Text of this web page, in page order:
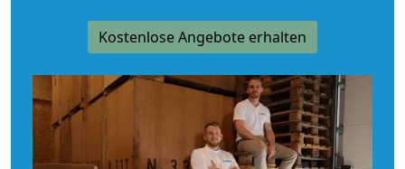
Kostenlose Angebote erhalten